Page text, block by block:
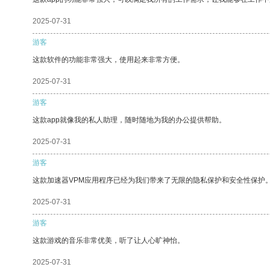
2025-07-31
游客
这款软件的功能非常强大，使用起来非常方便。
2025-07-31
游客
这款app就像我的私人助理，随时随地为我的办公提供帮助。
2025-07-31
游客
这款加速器VPM应用程序已经为我们带来了无限的隐私保护和安全性保护
2025-07-31
游客
这款游戏的音乐非常优美，听了让人心旷神怡。
2025-07-31